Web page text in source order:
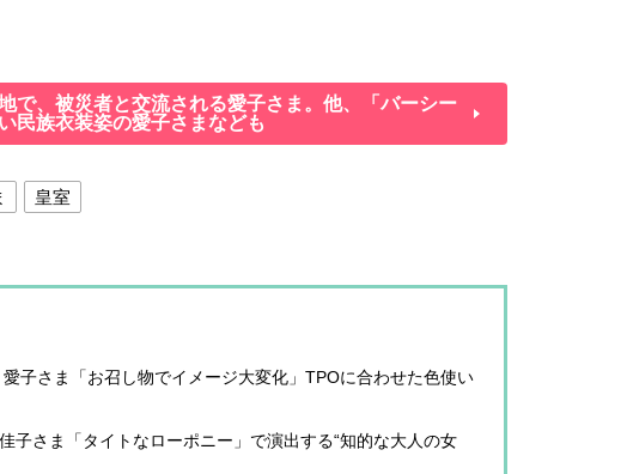
で、被災者と交流される愛子さま。他、「バーシー
民族衣装姿の愛子さまなども
皇室
愛子さま「お召し物でイメージ大変化」TPOに合わせた色使い
子さま「タイトなローポニー」で演出する“知的な大人の女